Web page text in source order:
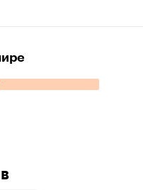
отрицательных